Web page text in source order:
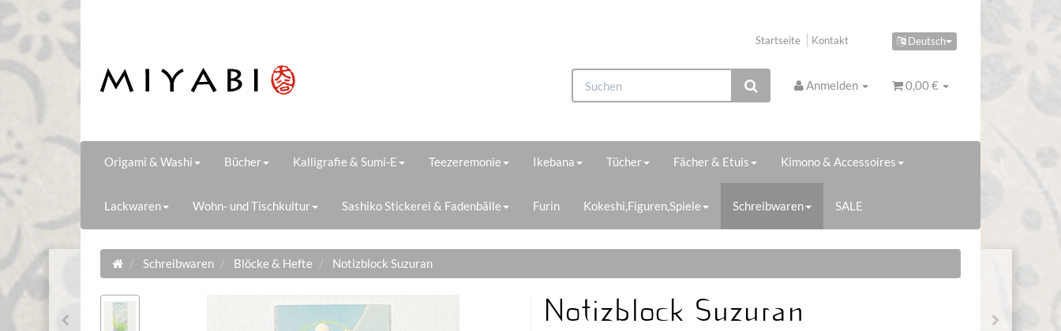
Deutsch
Startseite Kontakt
Anmelden 0,00 €
Origami & Washi Bücher Kalligrafie & Sumi-E Teezeremonie Ikebana Tücher Fächer & Etuis Kimono & Accessoires
Lackwaren Wohn- und Tischkultur Sashiko Stickerei & Fadenbälle Furin Kokeshi,Figuren,Spiele Schreibwaren SALE
Schreibwaren Blöcke & Hefte Notizblock Suzuran
Notizblock Suzuran